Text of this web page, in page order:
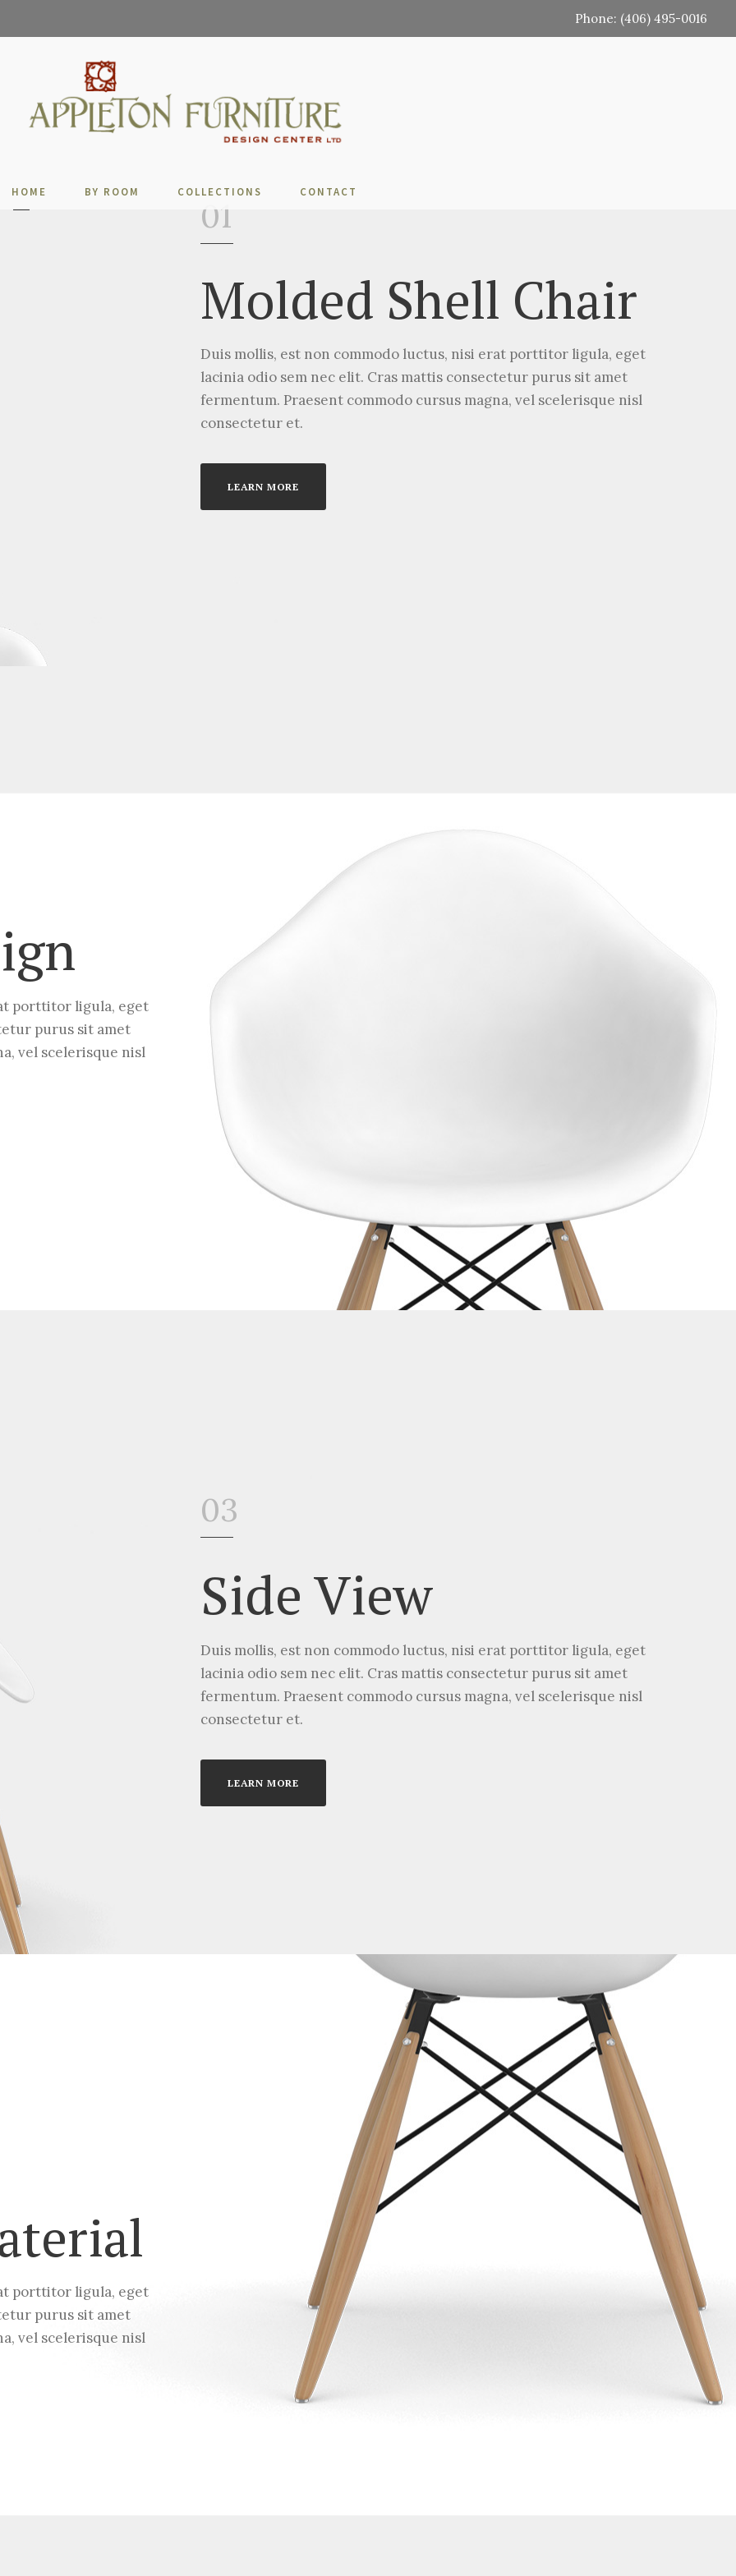
Phone: (406) 495-0016
HOME BY ROOM COLLECTIONS CONTACT
01
Molded Shell Chair
Duis mollis, est non commodo luctus, nisi erat porttitor ligula, eget
lacinia odio sem nec elit. Cras mattis consectetur purus sit amet
fermentum. Praesent commodo cursus magna, vel scelerisque nisl
consectetur et.
LEARN MORE
porttitor ligula, eget
purus sit amet
vel scelerisque nisl
03
Side View
Duis mollis, est non commodo luctus, nisi erat porttitor ligula, eget
lacinia odio sem nec elit. Cras mattis consectetur purus sit amet
fermentum. Praesent commodo cursus magna, vel scelerisque nisl
consectetur et.
LEARN MORE
porttitor ligula, eget
purus sit amet
vel scelerisque nisl